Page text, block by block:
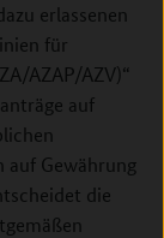
erlassenen
für
AZAP/AZV)“
auf
auf Gewährung
die